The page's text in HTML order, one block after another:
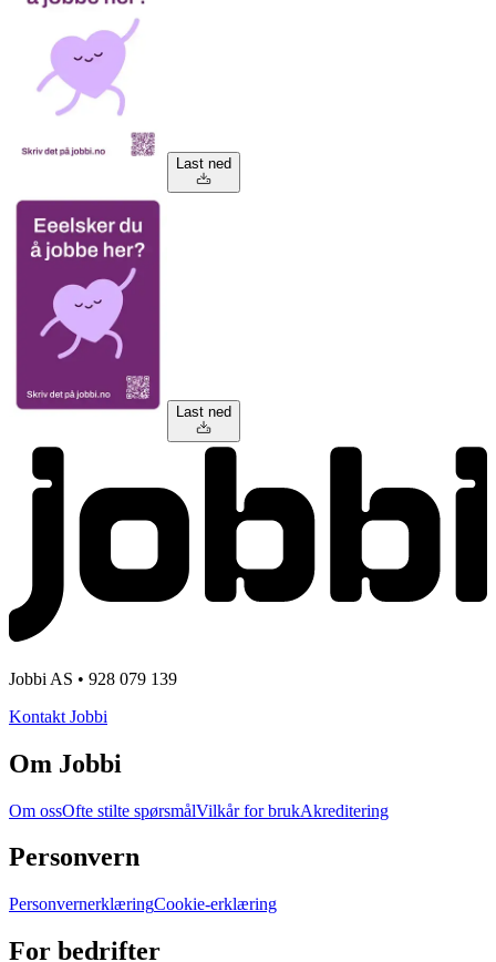
Last ned
Last ned
Jobbi AS • 928 079 139
Kontakt Jobbi
Om Jobbi
Om ossOfte stilte spørsmålVilkår for brukAkreditering
Personvern
PersonvernerklæringCookie-erklæring
For bedrifter